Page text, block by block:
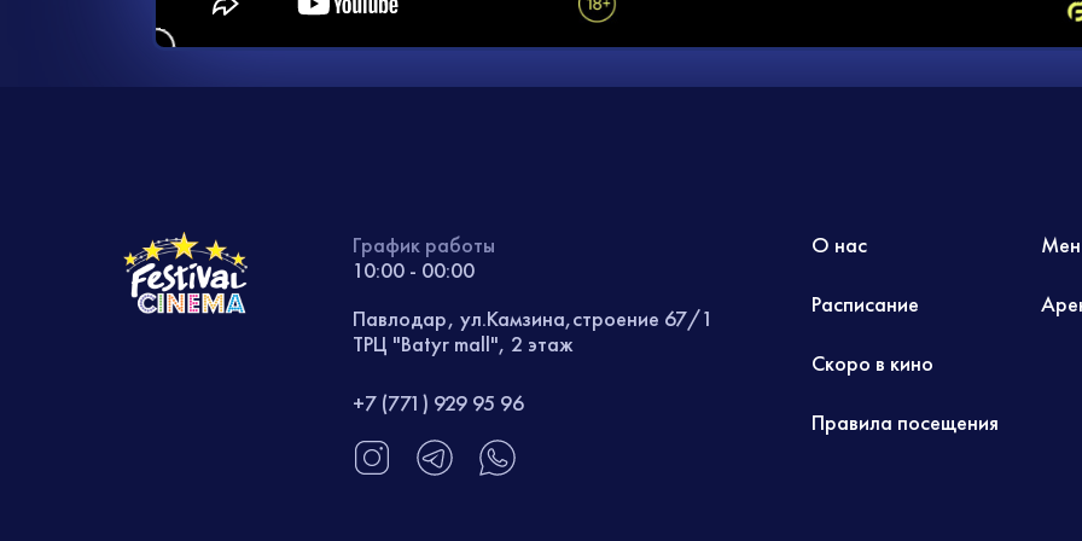
График работы
10:00 - 00:00
Павлодар, ул.Камзина,строение 67/1
ТРЦ "Batyr mall", 2 этаж
+7 (771) 929 95 96
О нас
Расписание
Скоро в кино
Правила посещения